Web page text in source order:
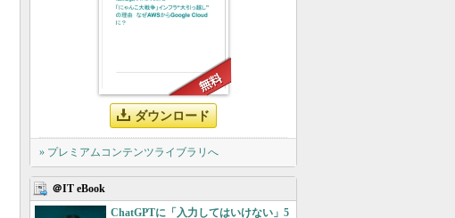
ダウンロード
» プレミアムコンテンツライブラリへ
＠IT eBook
ChatGPTに「入力してはいけない」5